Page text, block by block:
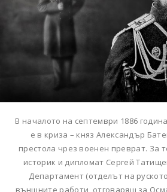
В началото на септември 1886
е в криза – княз Александър
престола чрез военен преврат. За
историк и дипломат Сергей
Департамент (отделът на
външните работи, отговарящ за